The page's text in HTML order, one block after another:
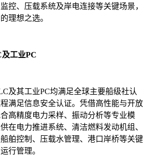
控、压载系统及岸电连接等关键场景，
理想之选。
工业PC
及其工业PC均满足全球主要船级社认
满足信息安全认证。凭借高性能与开放
高精度电力采样、振动分析等专业模
在电力推进系统、清洁燃料发动机组、
舶控制、压载水管理、港口岸桥等关键
行管理。